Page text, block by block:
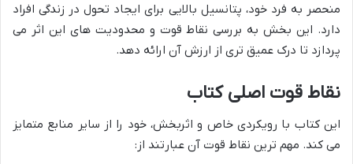
منحصر به فرد خود، پتانسیل بالایی برای ایجاد تحول در زندگی افراد
دارد. این بخش به بررسی نقاط قوت و محدودیت های این اثر می
پردازد تا درک عمیق تری از ارزش آن ارائه دهد.
نقاط قوت اصلی کتاب
این کتاب با رویکردی خاص و اثربخش، خود را از سایر منابع متمایز
می کند. مهم ترین نقاط قوت آن عبارتند از: